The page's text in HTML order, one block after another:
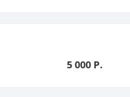
5 000 Р.